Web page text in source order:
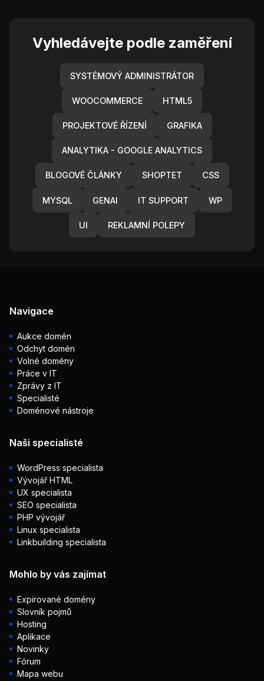
Vyhledávejte podle zaměření
SYSTÉMOVÝ ADMINISTRÁTOR
WOOCOMMERCE HTML5
PROJEKTOVÉ ŘÍZENÍ GRAFIKA
ANALYTIKA - GOOGLE ANALYTICS
BLOGOVÉ ČLÁNKY SHOPTET CSS
MYSQL GENAI IT SUPPORT WP
UI REKLAMNÍ POLEPY
Navigace
Aukce domén
Odchyt domén
Volné domény
Práce v IT
Zprávy z IT
Specialisté
Doménové nástroje
Naši specialisté
WordPress specialista
Vývojář HTML
UX specialista
SEO specialista
PHP vývojář
Linux specialista
Linkbuilding specialista
Mohlo by vás zajímat
Expirované domény
Slovník pojmů
Hosting
Aplikace
Novinky
Fórum
Mapa webu